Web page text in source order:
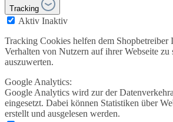
Tracking
Aktiv Inaktiv
Tracking Cookies helfen dem Shopbetreiber
Verhalten von Nutzern auf ihrer Webseite zu
auszuwerten.
Google Analytics:
Google Analytics wird zur der
eingesetzt. Dabei können Statistiken über
erstellt und ausgelesen werden.